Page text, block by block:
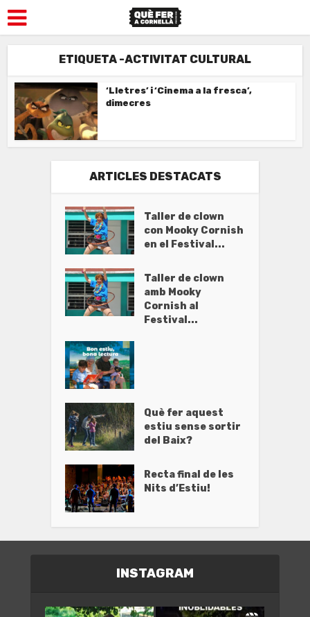
ETIQUETA -ACTIVITAT CULTURAL
‘Lletres’ i ‘Cinema a la fresca’,
dimecres
ARTICLES DESTACATS
Taller de clown
con Mooky Cornish
en el Festival...
Taller de clown
amb Mooky
Cornish al
Festival...
Què fer aquest
estiu sense sortir
del Baix?
Recta final de les
Nits d’Estiu!
INSTAGRAM